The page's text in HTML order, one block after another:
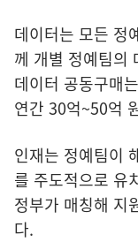
데이터는 모든 정
께 개별 정예팀의
데이터 공동구매
연간 30억~50억
인재는 정예팀이
를 주도적으로 유
정부가 매칭해 지
다.